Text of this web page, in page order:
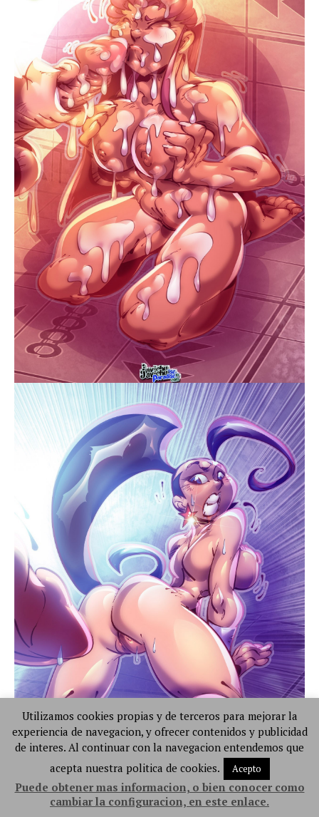
Utilizamos cookies propias y de terceros para mejorar la
experiencia de navegacion, y ofrecer contenidos y publicidad
de interes. Al continuar con la navegacion entendemos que
acepta nuestra politica de cookies.
Acepto
Puede obtener mas informacion, o bien conocer como
cambiar la configuracion, en este enlace.